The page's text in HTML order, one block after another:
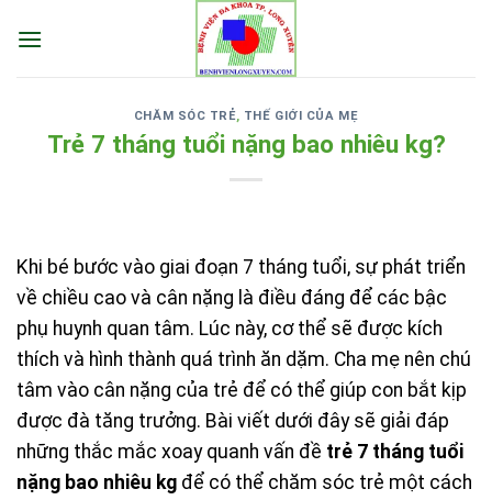
CHĂM SÓC TRẺ, THẾ GIỚI CỦA MẸ
Trẻ 7 tháng tuổi nặng bao nhiêu kg?
Khi bé bước vào giai đoạn 7 tháng tuổi, sự phát triển
về chiều cao và cân nặng là điều đáng để các bậc
phụ huynh quan tâm. Lúc này, cơ thể sẽ được kích
thích và hình thành quá trình ăn dặm. Cha mẹ nên chú
tâm vào cân nặng của trẻ để có thể giúp con bắt kịp
được đà tăng trưởng. Bài viết dưới đây sẽ giải đáp
những thắc mắc xoay quanh vấn đề trẻ 7 tháng tuổi
nặng bao nhiêu kg để có thể chăm sóc trẻ một cách